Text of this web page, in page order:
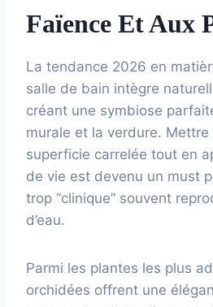
Faïence Et Aux
La tendance 2026 en
salle de bain intègre
créant une symbiose
murale et la verdure. Mettre
superficie carrelée tout en
de vie est devenu un must
trop “clinique” souvent
d’eau.
Parmi les plantes les plus
orchidées offrent une